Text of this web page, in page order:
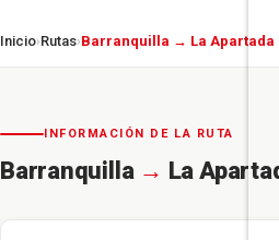
Inicio›Rutas›Barranquilla → La Apartada
INFORMACIÓN DE LA RUTA
Barranquilla → La